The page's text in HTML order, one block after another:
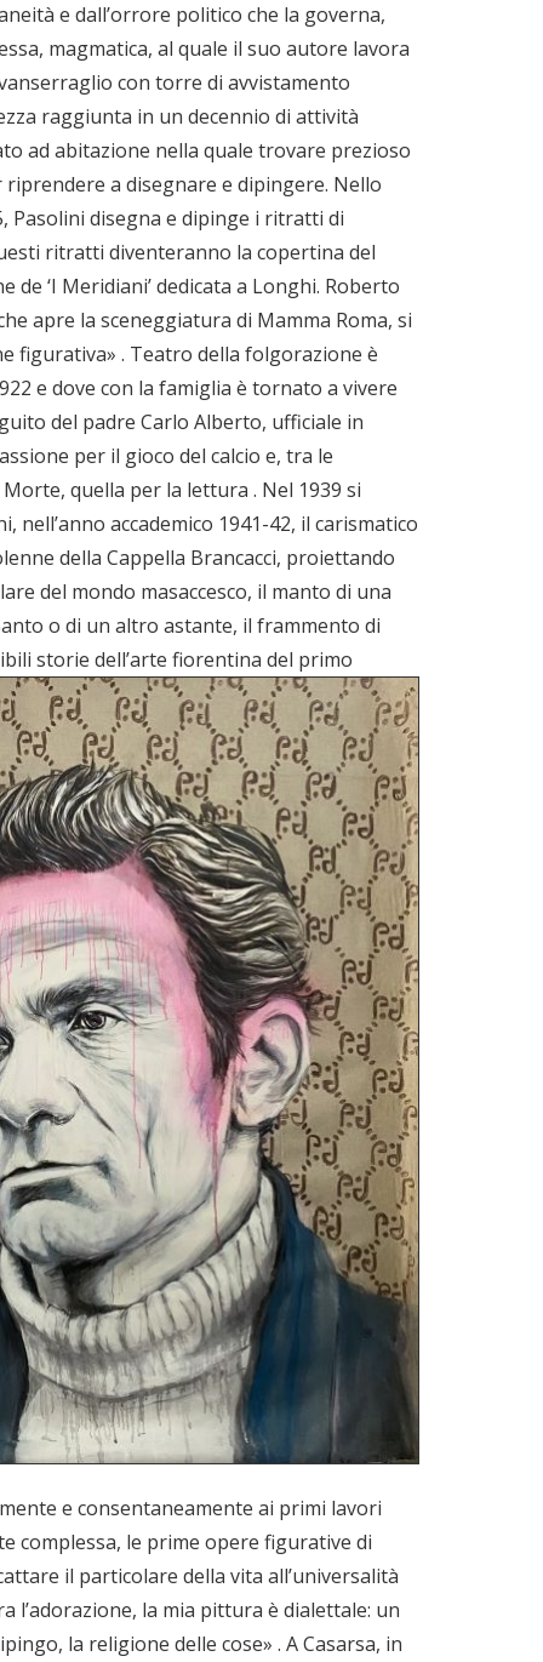
e dall’orrore politico che la governa,
magmatica, al quale il suo autore lavora
con torre di avvistamento
raggiunta in un decennio di attività
ad abitazione nella quale trovare prezioso
a disegnare e dipingere. Nello
Pasolini disegna e dipinge i ritratti di
ritratti diventeranno la copertina del
‘I Meridiani’ dedicata a Longhi. Roberto
apre la sceneggiatura di Mamma Roma, si
figurativa» . Teatro della folgorazione è
e dove con la famiglia è tornato a vivere
del padre Carlo Alberto, ufficiale in
per il gioco del calcio e, tra le
quella per la lettura . Nel 1939 si
nell’anno accademico 1941-42, il carismatico
della Cappella Brancacci, proiettando
del mondo masaccesco, il manto di una
o di un altro astante, il frammento di
storie dell’arte fiorentina del primo
e consentaneamente ai primi lavori
complessa, le prime opere figurative di
il particolare della vita all’universalità
l’adorazione, la mia pittura è dialettale: un
la religione delle cose» . A Casarsa, in